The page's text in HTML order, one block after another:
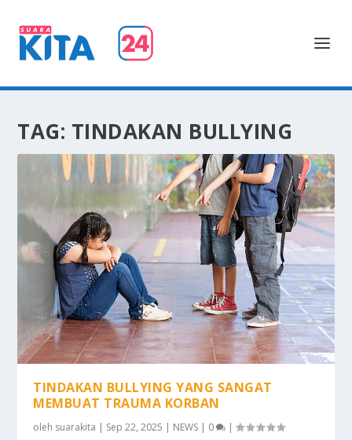
TAG: TINDAKAN BULLYING
TINDAKAN BULLYING YANG SANGAT
MEMBUAT TRAUMA KORBAN
oleh suarakita | Sep 22, 2025 | NEWS | 0 |